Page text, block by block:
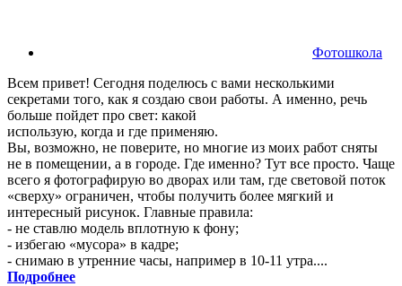
Фотошкола
Всем привет! Сегодня поделюсь с вами несколькими
секретами того, как я создаю свои работы. А именно, речь
больше пойдет про свет: какой
использую, когда и где применяю.
Вы, возможно, не поверите, но многие из моих работ сняты
не в помещении, а в городе. Где именно? Тут все просто. Чаще
всего я фотографирую во дворах или там, где световой поток
«сверху» ограничен, чтобы получить более мягкий и
интересный рисунок. Главные правила:
- не ставлю модель вплотную к фону;
- избегаю «мусора» в кадре;
- снимаю в утренние часы, например в 10-11 утра....
Подробнее